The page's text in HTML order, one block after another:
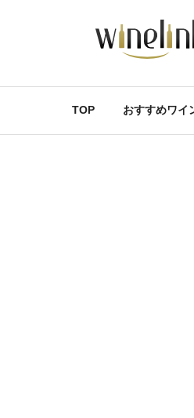
TOP おすすめワイ